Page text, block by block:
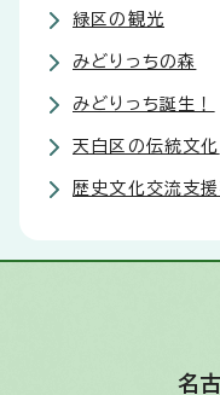
緑区の観光
みどりっちの森
みどりっち誕生！
天白区の伝統文化
歴史文化交流支
名